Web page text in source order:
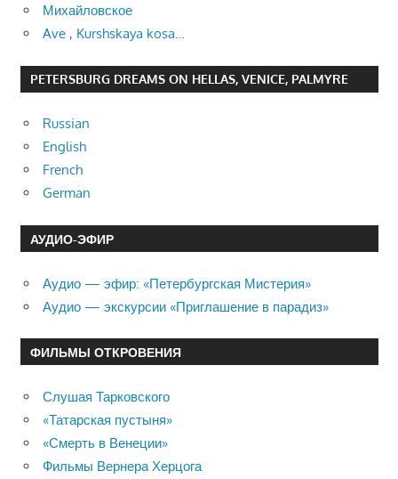
Михайловское
Ave , Kurshskaya kosa…
PETERSBURG DREAMS ON HELLAS, VENICE, PALMYRE
Russian
English
French
German
АУДИО-ЭФИР
Аудио — эфир: «Петербургская Мистерия»
Аудио — экскурсии «Приглашение в парадиз»
ФИЛЬМЫ ОТКРОВЕНИЯ
Слушая Тарковского
«Татарская пустыня»
«Смерть в Венеции»
Фильмы Вернера Херцога